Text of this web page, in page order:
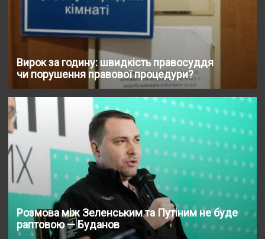
Вирок за годину: швидкість правосуддя
чи порушення правової процедури?
Розмова між Зеленським та Путіним не буде
раптовою — Буданов